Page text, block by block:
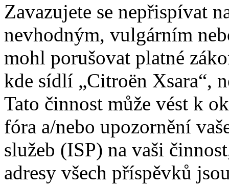
Zavazujete se nepřispívat
nevhodným, vulgárním
mohl porušovat platné
kde sídlí „Citroën Xsara“,
Tato činnost může vést k
fóra a/nebo upozornění
služeb (ISP) na vaši
adresy všech příspěvků